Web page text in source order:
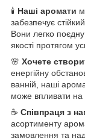
🕯️ Наші аромати
забезпечує
Вони легко
якості протягом
🌸 Хочете
енергійну
ванній, наші
може впливати на
☕ Співпраця з
асортименту
замовлення та